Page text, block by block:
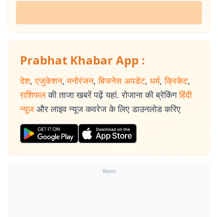
Prabhat Khabar App :
देश, एजुकेशन, मनोरंजन, बिजनेस अपडेट, धर्म, क्रिकेट,
राशिफल की ताजा खबरें पढ़ें यहां. रोजाना की ब्रेकिंग हिंदी
न्यूज और लाइव न्यूज कवरेज के लिए डाउनलोड करिए
विज्ञापन